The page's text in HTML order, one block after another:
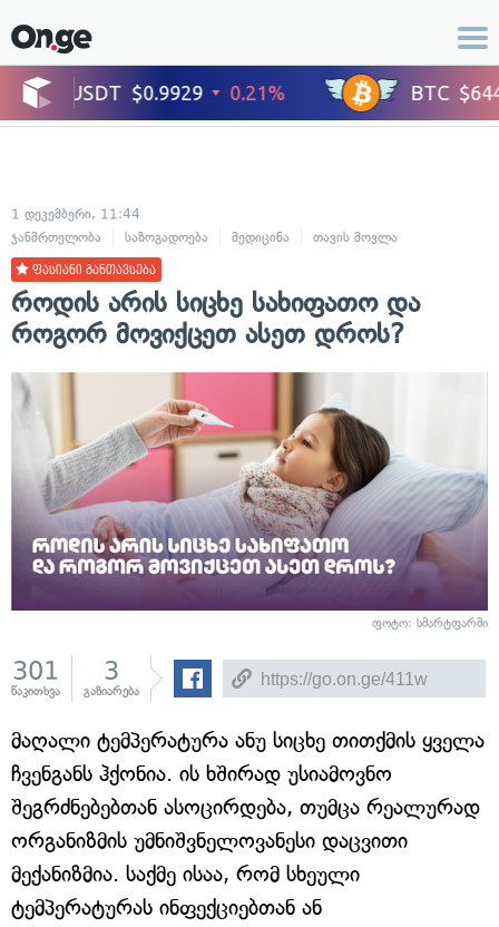
1 დეკემბერი, 11:44
ჯანმრთელობა
საზოგადოება მედიცინა თავის მოვლა
ფასიანი განთავსება
როდის არის სიცხე სახიფათო და
როგორ მოვიქცეთ ასეთ დროს?
ფოტო: სმარტფარმი
301
წაკითხვა
3
გაზიარება
მაღალი ტემპერატურა ანუ სიცხე თითქმის ყველა
ჩვენგანს ჰქონია. ის ხშირად უსიამოვნო
შეგრძნებებთან ასოცირდება, თუმცა რეალურად
ორგანიზმის უმნიშვნელოვანესი დაცვითი
მექანიზმია. საქმე ისაა, რომ სხეული
ტემპერატურას ინფექციებთან ან